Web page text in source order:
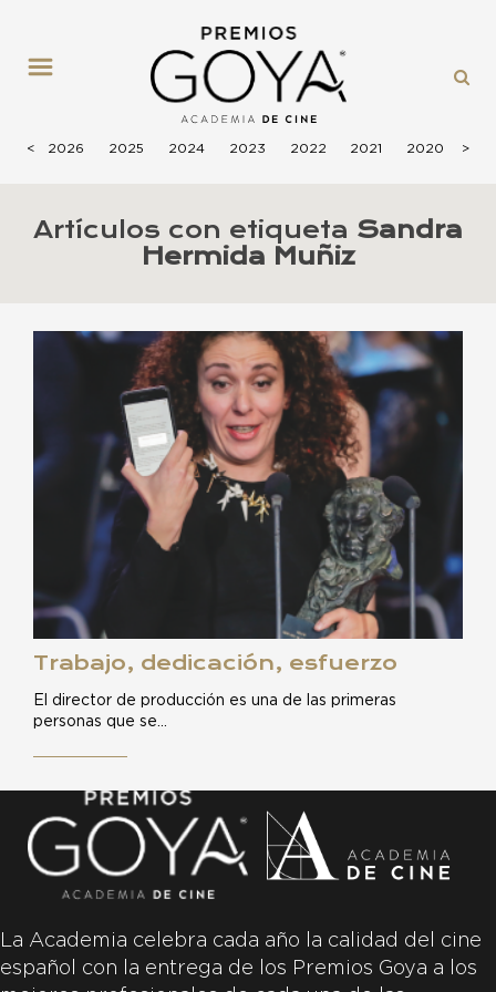
< 2026 2025 2024 2023 2022 2021 2020 >
Artículos con etiqueta Sandra
Hermida Muñiz
Trabajo, dedicación, esfuerzo
El director de producción es una de las primeras
personas que se…
La Academia celebra cada año la calidad del cine
español con la entrega de los Premios Goya a los